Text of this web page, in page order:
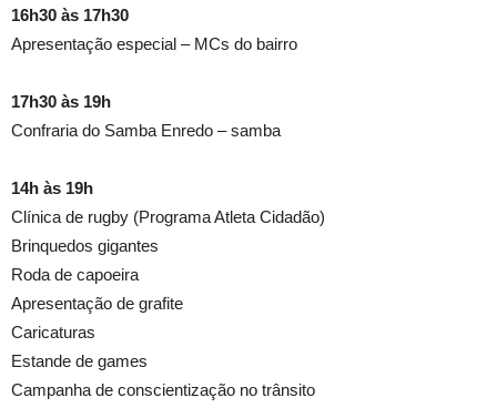
16h30 às 17h30
Apresentação especial – MCs do bairro
17h30 às 19h
Confraria do Samba Enredo – samba
14h às 19h
Clínica de rugby (Programa Atleta Cidadão)
Brinquedos gigantes
Roda de capoeira
Apresentação de grafite
Caricaturas
Estande de games
Campanha de conscientização no trânsito